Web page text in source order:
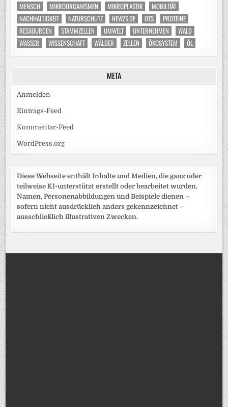
MENSCH
MIKROORGANISMEN MIKROPLASTIK
MOBILITÄT
NACHHALTIGKEIT
NATURSCHUTZ NEWZS.DE OTS
PROTEINE
RESSOURCEN
STAMMZELLEN UMWELT UNTERNEHMEN
WALD
WASSER
WISSENSCHAFT WÄLDER ZELLEN ÖKOSYSTEM ÖL
META
Anmelden
Eintrags-Feed
Kommentar-Feed
WordPress.org
Diese Webseite enthält Inhalte und Medien, die ganz oder
teilweise KI-unterstützt erstellt oder bearbeitet wurden.
Namen, Personenabbildungen und Beispiele dienen –
sofern nicht ausdrücklich anders gekennzeichnet –
ausschließlich illustrativen Zwecken.